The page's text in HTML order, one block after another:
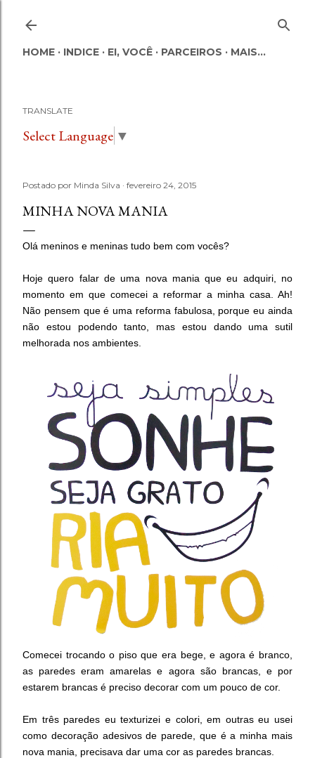
HOME INDICE EI, VOCÊ PARCEIROS MAIS…
TRANSLATE
Select Language ▼
Postado por Minda Silva fevereiro 24, 2015
MINHA NOVA MANIA
Olá meninos e meninas tudo bem com vocês?
Hoje quero falar de uma nova mania que eu adquiri, no
momento em que comecei a reformar a minha casa. Ah!
Não pensem que é uma reforma fabulosa, porque eu ainda
não estou podendo tanto, mas estou dando uma sutil
melhorada nos ambientes.
Comecei trocando o piso que era bege, e agora é branco,
as paredes eram amarelas e agora são brancas, e por
estarem brancas é preciso decorar com um pouco de cor.
Em três paredes eu texturizei e colori, em outras eu usei
como decoração adesivos de parede, que é a minha mais
nova mania, precisava dar uma cor as paredes brancas.